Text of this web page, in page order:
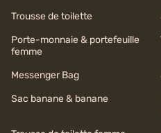
Trousse de toilette
Porte-monnaie & portefeuille
femme
Messenger Bag
Sac banane & banane